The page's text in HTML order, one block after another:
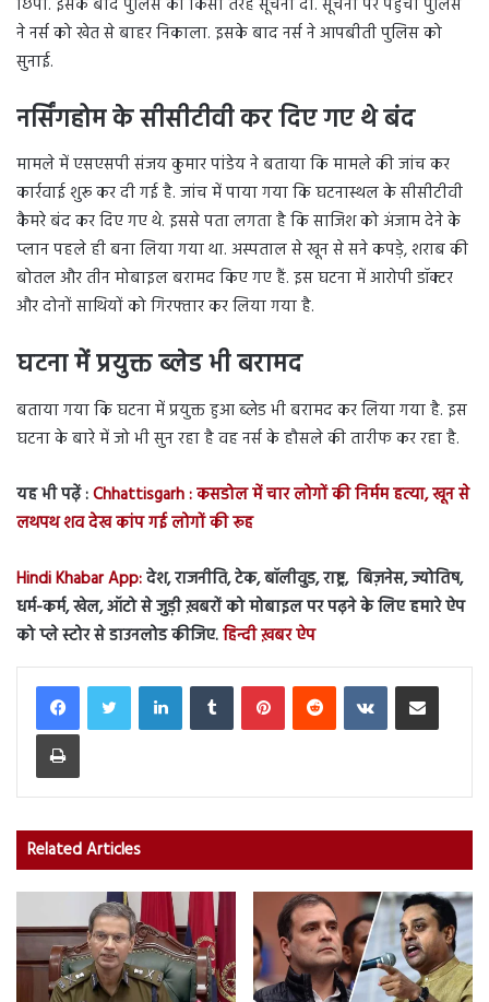
ने नर्स को खेत से बाहर निकाला. इसके बाद नर्स ने आपबीती पुलिस को
सुनाई.
नर्सिंगहोम के सीसीटीवी कर दिए गए थे बंद
मामले में एसएसपी संजय कुमार पांडेय ने बताया कि मामले की जांच कर
कार्रवाई शुरू कर दी गई है. जांच में पाया गया कि घटनास्थल के सीसीटीवी
कैमरे बंद कर दिए गए थे. इससे पता लगता है कि साजिश को अंजाम देने के
प्लान पहले ही बना लिया गया था. अस्पताल से खून से सने कपड़े, शराब की
बोतल और तीन मोबाइल बरामद किए गए हैं. इस घटना में आरोपी डॉक्टर
और दोनों साथियों को गिरफ्तार कर लिया गया है.
घटना में प्रयुक्त ब्लेड भी बरामद
बताया गया कि घटना में प्रयुक्त हुआ ब्लेड भी बरामद कर लिया गया है. इस
घटना के बारे में जो भी सुन रहा है वह नर्स के हौसले की तारीफ कर रहा है.
यह भी पढ़ें :Chhattisgarh : कसडोल में चार लोगों की निर्मम हत्या, खून से
लथपथ शव देख कांप गई लोगों की रूह
Hindi Khabar App:देश, राजनीति, टेक, बॉलीवुड, राष्ट्र, बिज़नेस, ज्योतिष,
धर्म-कर्म, खेल, ऑटो से जुड़ी ख़बरों को मोबाइल पर पढ़ने के लिए हमारे ऐप
को प्ले स्टोर से डाउनलोड कीजिए.हिन्दी ख़बर ऐप
LinkedInTumblr PinterestReddit VKontakteShare via Email
Print
Related Articles